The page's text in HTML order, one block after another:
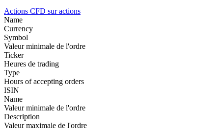
Actions CFD sur actions
Name
Currency
Symbol
Valeur minimale de l'ordre
Ticker
Heures de trading
Type
Hours of accepting orders
ISIN
Name
Valeur minimale de l'ordre
Description
Valeur maximale de l'ordre